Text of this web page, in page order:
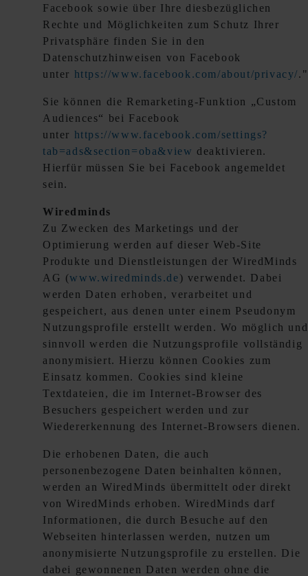
Facebook sowie über Ihre diesbezüglichen
Rechte und Möglichkeiten zum Schutz Ihrer
Privatsphäre finden Sie in den
Datenschutzhinweisen von Facebook
unter https://www.facebook.com/about/privacy/."
Sie können die Remarketing-Funktion „Custom
Audiences“ bei Facebook
unter https://www.facebook.com/settings?
tab=ads&section=oba&view deaktivieren.
Hierfür müssen Sie bei Facebook angemeldet
sein.
Wiredminds
Zu Zwecken des Marketings und der
Optimierung werden auf dieser Web-Site
Produkte und Dienstleistungen der WiredMinds
AG (www.wiredminds.de ) verwendet. Dabei
werden Daten erhoben, verarbeitet und
gespeichert, aus denen unter einem Pseudonym
Nutzungsprofile erstellt werden. Wo möglich und
sinnvoll werden die Nutzungsprofile vollständig
anonymisiert. Hierzu können Cookies zum
Einsatz kommen. Cookies sind kleine
Textdateien, die im Internet-Browser des
Besuchers gespeichert werden und zur
Wiedererkennung des Internet-Browsers dienen.
Die erhobenen Daten, die auch
personenbezogene Daten beinhalten können,
werden an WiredMinds übermittelt oder direkt
von WiredMinds erhoben. WiredMinds darf
Informationen, die durch Besuche auf den
Webseiten hinterlassen werden, nutzen um
anonymisierte Nutzungsprofile zu erstellen. Die
dabei gewonnenen Daten werden ohne die